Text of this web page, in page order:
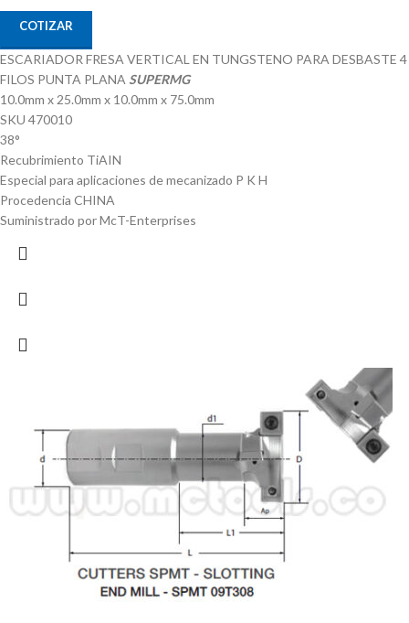
COTIZAR
ESCARIADOR FRESA VERTICAL EN TUNGSTENO PARA DESBASTE 4
FILOS PUNTA PLANA SUPERMG
10.0mm x 25.0mm x 10.0mm x 75.0mm
SKU 470010
38°
Recubrimiento TiAIN
Especial para aplicaciones de mecanizado P K H
Procedencia CHINA
Suministrado por McT-Enterprises